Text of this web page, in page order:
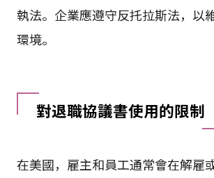
執法。企業應遵守反托拉斯法，以
環境。
對退職協議書使用的限制
在美國，雇主和員工通常會在解雇